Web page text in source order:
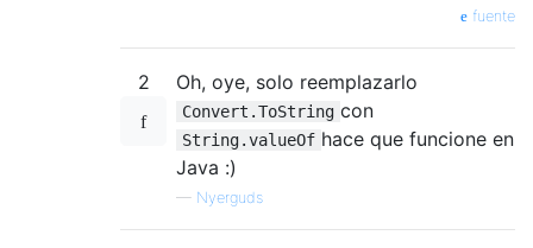
fuente
2 Oh, oye, solo reemplazarlo
Convert.ToString con
String.valueOf hace que funcione en
Java :)
— Nyerguds